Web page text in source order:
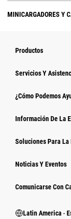
MINICARGADORES Y
Productos
Servicios Y
¿Cómo Podemos
Información De La
Soluciones Para
Noticias Y Eventos
Comunicarse Con
Latin America ‧